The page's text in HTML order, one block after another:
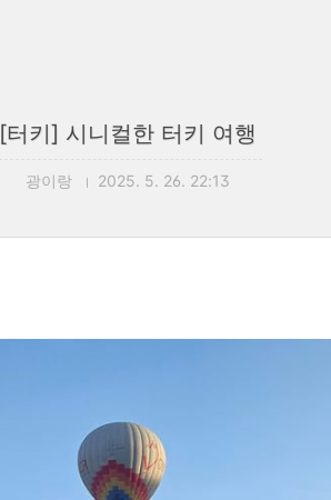
[터키] 시니컬한 터키 여행
광이랑 2025. 5. 26. 22:13